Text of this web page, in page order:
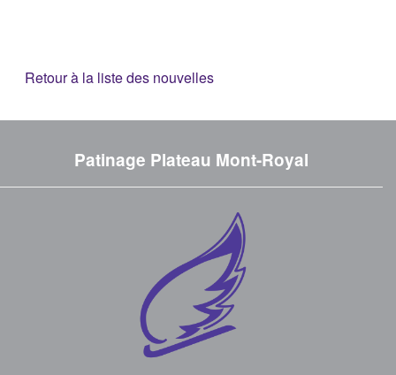
Retour à la liste des nouvelles
Patinage Plateau Mont-Royal